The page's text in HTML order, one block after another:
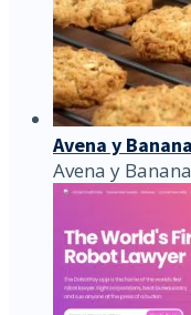
Avena y
Avena y